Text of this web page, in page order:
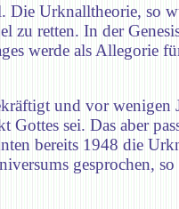
Urknalltheorie, so
retten. In der
werde als Allegorie
und vor wenigen
sei. Das aber
bereits 1948 die
gesprochen,